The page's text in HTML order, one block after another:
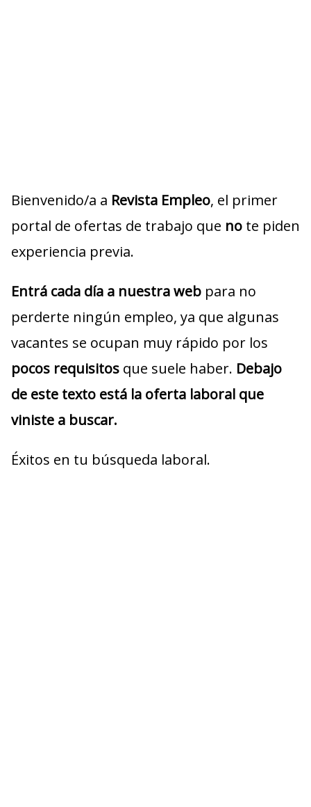
Bienvenido/a a Revista Empleo, el primer
portal de ofertas de trabajo que no te piden
experiencia previa.
Entrá cada día a nuestra web para no
perderte ningún empleo, ya que algunas
vacantes se ocupan muy rápido por los
pocos requisitos que suele haber. Debajo
de este texto está la oferta laboral que
viniste a buscar.
Éxitos en tu búsqueda laboral.